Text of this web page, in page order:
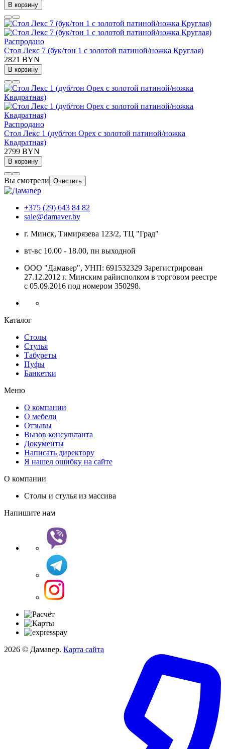
В корзину
Распродано
Стол Лекс 7 (бук/тон 1 с золотой патиной/ножка Круглая)
2821 BYN
В корзину
Распродано
Стол Лекс 1 (дуб/тон Орех с золотой патиной/ножка
Квадратная)
2799 BYN
В корзину
Вы смотрели Очистить
+375 (29) 643 84 82
sale@damaver.by
г. Минск, Тимирязева 123/2, ТЦ "Град"
вт-вс 10.00 - 18.00, пн выходной
ООО "Дамавер", УНП: 691532329 Зарегистрирован
27.12.2012 г. Минским райисполком в торговом реестре
с 05.09.2016 под номером 350298.
Каталог
Столы
Стулья
Табуреты
Пуфы
Банкетки
Меню
О компании
О мебели
Отзывы
Вызов консультанта
Документы
Написать директору
Я нашел ошибку на сайте
О компании
Столы и стулья из массива
Напишите нам
2026 © Дамавер. Карта сайта